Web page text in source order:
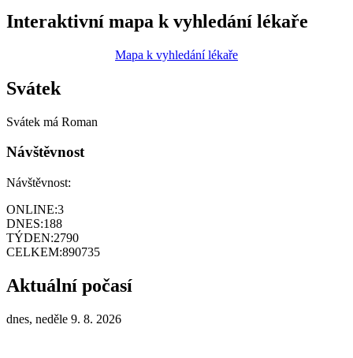
Interaktivní mapa k vyhledání lékaře
Mapa k vyhledání lékaře
Svátek
Svátek má Roman
Návštěvnost
Návštěvnost:
ONLINE:3
DNES:188
TÝDEN:2790
CELKEM:890735
Aktuální počasí
dnes, neděle 9. 8. 2026